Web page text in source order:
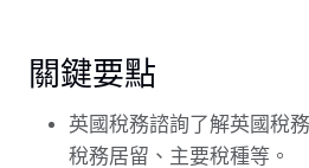
關鍵要點
英國稅務諮詢了解英國稅
稅務居留、主要稅種等。